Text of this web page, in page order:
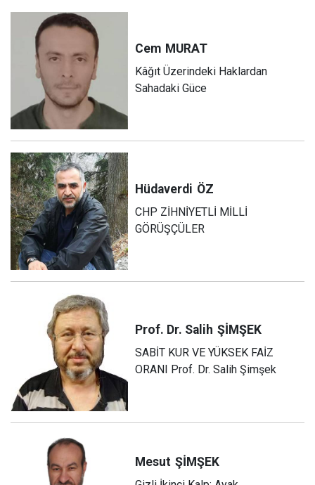
Cem MURAT
Kâğıt Üzerindeki Haklardan
Sahadaki Güce
Hüdaverdi ÖZ
CHP ZİHNİYETLİ MİLLİ
GÖRÜŞÇÜLER
Prof. Dr. Salih ŞİMŞEK
SABİT KUR VE YÜKSEK FAİZ
ORANI Prof. Dr. Salih Şimşek
Mesut ŞİMŞEK